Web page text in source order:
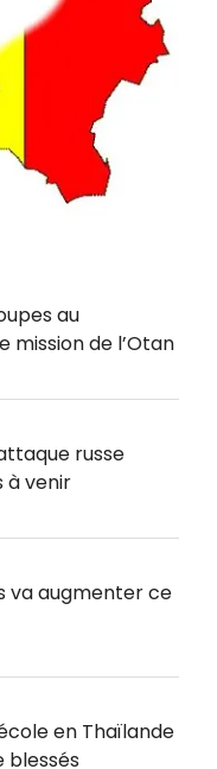
au
mission de l’Otan
russe
à venir
va augmenter ce
en Thaïlande
blessés